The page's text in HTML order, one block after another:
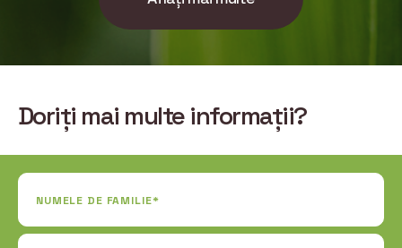
Doriți mai multe informații?
NUMELE DE FAMILIE*